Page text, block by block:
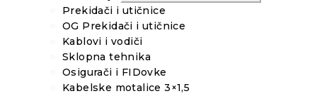
Prekidači i utičnice
OG Prekidači i utičnice
Kablovi i vodiči
Sklopna tehnika
Osigurači i FIDovke
Kabelske motalice 3×1,5